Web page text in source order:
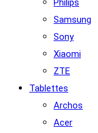
Philips
Samsung
Sony
Xiaomi
ZTE
Tablettes
Archos
Acer